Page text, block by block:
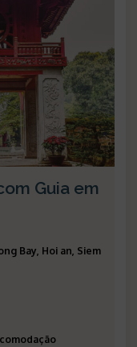
Guia em
Bay, Hoi an, Siem